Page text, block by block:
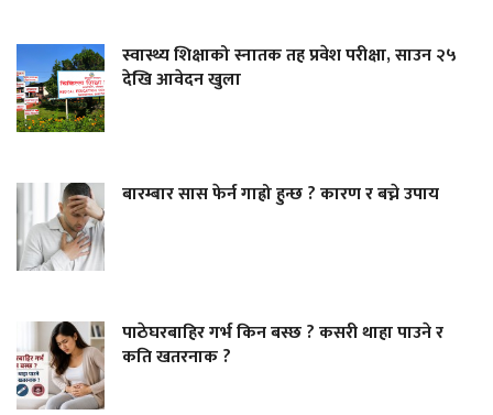
स्वास्थ्य शिक्षाको स्नातक तह प्रवेश परीक्षा, साउन २५
देखि आवेदन खुला
बारम्बार सास फेर्न गाह्रो हुन्छ ? कारण र बच्ने उपाय
पाठेघरबाहिर गर्भ किन बस्छ ? कसरी थाहा पाउने र
कति खतरनाक ?